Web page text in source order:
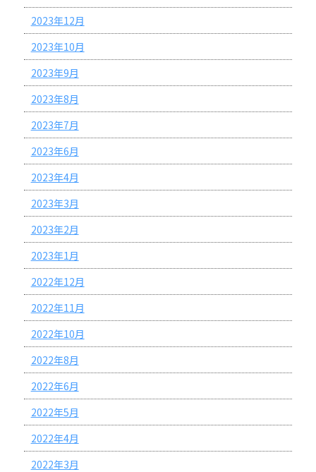
2023年12月
2023年10月
2023年9月
2023年8月
2023年7月
2023年6月
2023年4月
2023年3月
2023年2月
2023年1月
2022年12月
2022年11月
2022年10月
2022年8月
2022年6月
2022年5月
2022年4月
2022年3月